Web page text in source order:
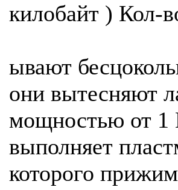
килобайт ) Кол-
ывают
они вытесняют
мощностью от 1
выполняет
которого